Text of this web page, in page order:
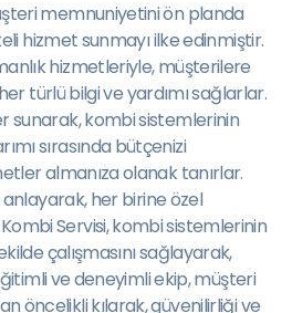
memnuniyetini ön planda
hizmet sunmayı ilke edinmiştir.
hizmetleriyle, müşterilere
türlü bilgi ve yardımı sağlarlar.
sunarak, kombi sistemlerinin
sırasında bütçenizi
almanıza olanak tanırlar.
her birine özel
Servisi, kombi sistemlerinin
çalışmasını sağlayarak,
ve deneyimli ekip, müşteri
öncelikli kılarak, güvenilirliği ve